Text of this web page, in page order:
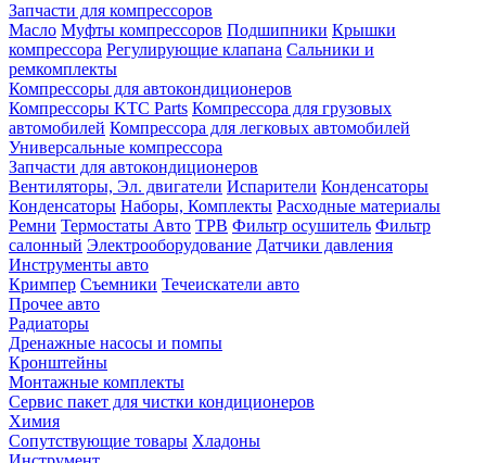
Запчасти для компрессоров
Масло Муфты компрессоров Подшипники Крышки
компрессора Регулирующие клапана Сальники и
ремкомплекты
Компрессоры для автокондиционеров
Компрессоры KTC Parts Компрессора для грузовых
автомобилей Компрессора для легковых автомобилей
Универсальные компрессора
Запчасти для автокондиционеров
Вентиляторы, Эл. двигатели Испарители Конденсаторы
Конденсаторы Наборы, Комплекты Расходные материалы
Ремни Термостаты Авто ТРВ Фильтр осушитель Фильтр
салонный Электрооборудование Датчики давления
Инструменты авто
Кримпер Съемники Течеискатели авто
Прочее авто
Радиаторы
Дренажные насосы и помпы
Кронштейны
Монтажные комплекты
Сервис пакет для чистки кондиционеров
Химия
Сопутствующие товары Хладоны